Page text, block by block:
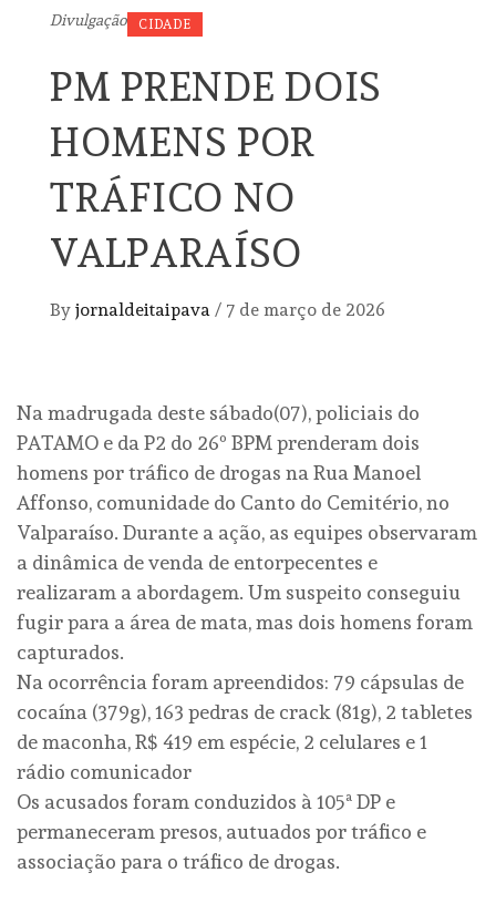
Divulgação CIDADE
PM PRENDE DOIS
HOMENS POR
TRÁFICO NO
VALPARAÍSO
By jornaldeitaipava / 7 de março de 2026
Na madrugada deste sábado(07), policiais do
PATAMO e da P2 do 26º BPM prenderam dois
homens por tráfico de drogas na Rua Manoel
Affonso, comunidade do Canto do Cemitério, no
Valparaíso. Durante a ação, as equipes observaram
a dinâmica de venda de entorpecentes e
realizaram a abordagem. Um suspeito conseguiu
fugir para a área de mata, mas dois homens foram
capturados.
Na ocorrência foram apreendidos: 79 cápsulas de
cocaína (379g), 163 pedras de crack (81g), 2 tabletes
de maconha, R$ 419 em espécie, 2 celulares e 1
rádio comunicador
Os acusados foram conduzidos à 105ª DP e
permaneceram presos, autuados por tráfico e
associação para o tráfico de drogas.